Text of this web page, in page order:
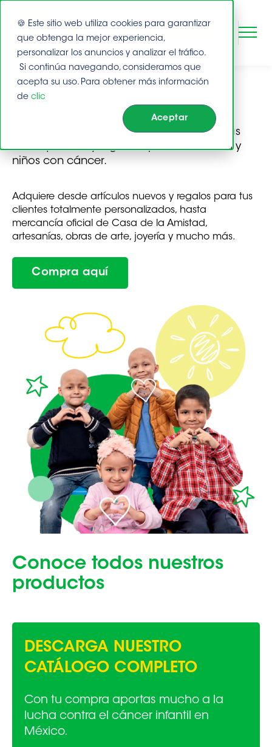
🍪 Este sitio web utiliza cookies para garantizar
que obtenga la mejor experiencia,
personalizar los anuncios y analizar el tráfico.
Si continúa navegando, consideramos que
acepta su uso. Para obtener más información
de clic
Aceptar
DONAR
Este es un campo de búsqueda con una función de
No hay sugerencias porque el campo de
Regalos con causa
Compra obsequios corporativos o para tus
seres queridos y regala esperanza a niñas y
niños con cáncer.
Adquiere desde artículos nuevos y regalos para tus
clientes totalmente personalizados, hasta
mercancía oficial de Casa de la Amistad,
artesanías, obras de arte, joyería y mucho más.
Compra aquí
Conoce todos nuestros
productos
DESCARGA NUESTRO
CATÁLOGO COMPLETO
Con tu compra aportas mucho a la
lucha contra el cáncer infantil en
México.